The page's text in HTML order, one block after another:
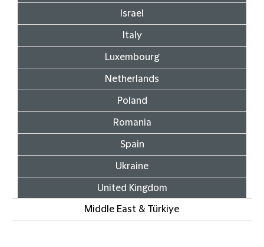
Israel
Italy
Luxembourg
Netherlands
Poland
Romania
Spain
Ukraine
United Kingdom
Middle East & Türkiye